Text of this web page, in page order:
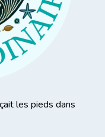
les pieds dans